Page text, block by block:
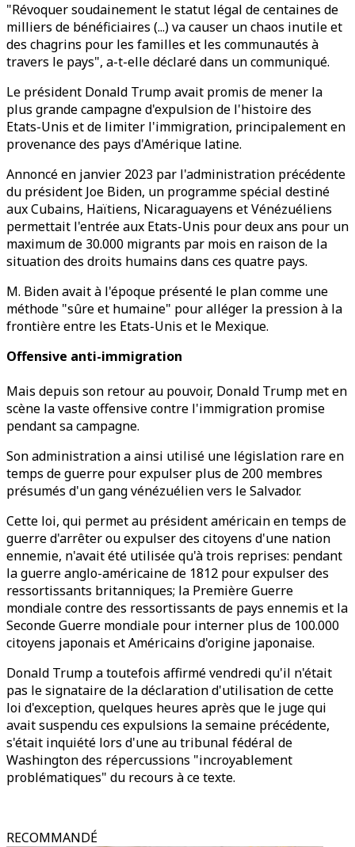
"Révoquer soudainement le statut légal de centaines de
milliers de bénéficiaires (...) va causer un chaos inutile et
des chagrins pour les familles et les communautés à
travers le pays", a-t-elle déclaré dans un communiqué.
Le président Donald Trump avait promis de mener la
plus grande campagne d'expulsion de l'histoire des
Etats-Unis et de limiter l'immigration, principalement en
provenance des pays d'Amérique latine.
Annoncé en janvier 2023 par l'administration précédente
du président Joe Biden, un programme spécial destiné
aux Cubains, Haïtiens, Nicaraguayens et Vénézuéliens
permettait l'entrée aux Etats-Unis pour deux ans pour un
maximum de 30.000 migrants par mois en raison de la
situation des droits humains dans ces quatre pays.
M. Biden avait à l'époque présenté le plan comme une
méthode "sûre et humaine" pour alléger la pression à la
frontière entre les Etats-Unis et le Mexique.
Offensive anti-immigration
Mais depuis son retour au pouvoir, Donald Trump met en
scène la vaste offensive contre l'immigration promise
pendant sa campagne.
Son administration a ainsi utilisé une législation rare en
temps de guerre pour expulser plus de 200 membres
présumés d'un gang vénézuélien vers le Salvador.
Cette loi, qui permet au président américain en temps de
guerre d'arrêter ou expulser des citoyens d'une nation
ennemie, n'avait été utilisée qu'à trois reprises: pendant
la guerre anglo-américaine de 1812 pour expulser des
ressortissants britanniques; la Première Guerre
mondiale contre des ressortissants de pays ennemis et la
Seconde Guerre mondiale pour interner plus de 100.000
citoyens japonais et Américains d'origine japonaise.
Donald Trump a toutefois affirmé vendredi qu'il n'était
pas le signataire de la déclaration d'utilisation de cette
loi d'exception, quelques heures après que le juge qui
avait suspendu ces expulsions la semaine précédente,
s'était inquiété lors d'une au tribunal fédéral de
Washington des répercussions "incroyablement
problématiques" du recours à ce texte.
RECOMMANDÉ